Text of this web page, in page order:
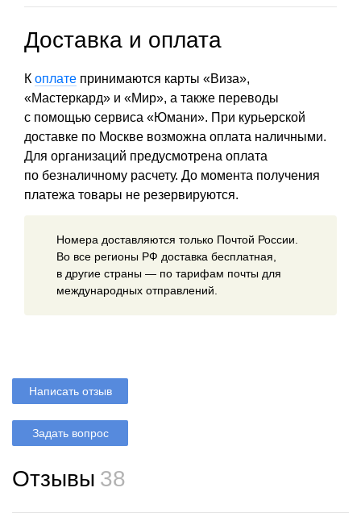
Доставка и оплата
К оплате принимаются карты «Виза»,
«Мастеркард» и «Мир», а также переводы
с помощью сервиса «Юмани». При курьерской
доставке по Москве возможна оплата наличными.
Для организаций предусмотрена оплата
по безналичному расчету. До момента получения
платежа товары не резервируются.
Номера доставляются только Почтой России.
Во все регионы РФ доставка бесплатная,
в другие страны — по тарифам почты для
международных отправлений.
Написать отзыв
Задать вопрос
Отзывы 38